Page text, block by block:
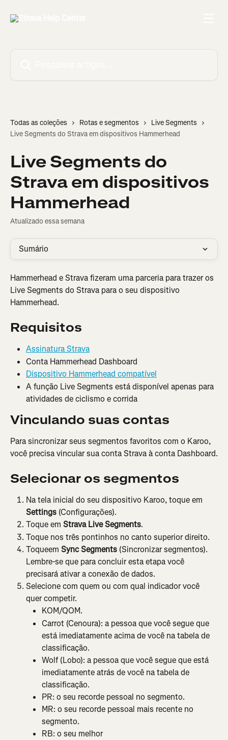
Todas as coleções Rotas e segmentos
Live Segments
Live Segments do Strava em dispositivos Hammerhead
Live Segments do
Strava em dispositivos
Hammerhead
Atualizado essa semana
Sumário
Hammerhead e Strava fizeram uma parceria para trazer os
Live Segments do Strava para o seu dispositivo
Hammerhead.
Requisitos
Assinatura Strava
Conta Hammerhead Dashboard
Dispositivo Hammerhead compatível
A função Live Segments está disponível apenas para
atividades de ciclismo e corrida
Vinculando suas contas
Para sincronizar seus segmentos favoritos com o Karoo,
você precisa vincular sua conta Strava à conta Dashboard.
Selecionar os segmentos
Na tela inicial do seu dispositivo Karoo, toque em
Settings (Configurações).
Toque em Strava Live Segments.
Toque nos três pontinhos no canto superior direito.
Toqueem Sync Segments (Sincronizar segmentos).
Lembre-se que para concluir esta etapa você
precisará ativar a conexão de dados.
Selecione com quem ou com qual indicador você
quer competir.
KOM/QOM.
Carrot (Cenoura): a pessoa que você segue que
está imediatamente acima de você na tabela de
classificação.
Wolf (Lobo): a pessoa que você segue que está
imediatamente atrás de você na tabela de
classificação.
PR: o seu recorde pessoal no segmento.
MR: o seu recorde pessoal mais recente no
segmento.
RB: o seu melhor